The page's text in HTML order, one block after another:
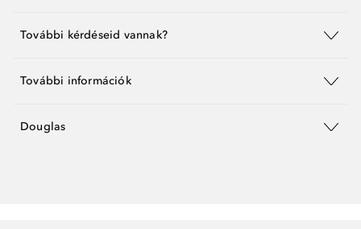
További kérdéseid vannak?
További információk
Douglas